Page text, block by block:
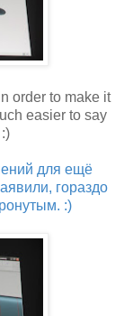
order to make it
easier to say
для ещё
гораздо
:)